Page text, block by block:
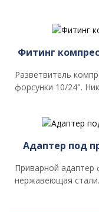
Фитинг
Разветвитель
форсунки 10/24".
Адаптер под
Приварной адаптер
нержавеющая